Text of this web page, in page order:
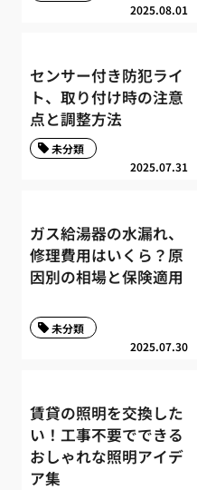
2025.08.01
センサー付き防犯ライ
ト、取り付け時の注意
点と調整方法
2025.07.31
未分類
ガス給湯器の水漏れ、
修理費用はいくら？原
因別の相場と保険適用
2025.07.30
未分類
賃貸の照明を交換した
い！工事不要でできる
おしゃれな照明アイデ
ア集